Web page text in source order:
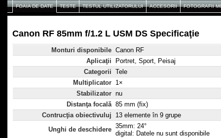
FOAIA DE DATE TESTE TESTUL UTILIZATORULUI ACCESORII FOTOGRAFII
Canon RF 85mm f/1.2 L USM DS Specificaţie
Monturi disponibile Canon RF
Aplicaţii
Portret, Sport, Peisaj
Categorii Tele
Multiplicator 1×
Stabilizator nu
Distanţa focală 85 mm (fix)
Contrucţia obiectivuluj
13 elemente în 9 grupe
Unghi de deschidere 35mm: 24°
digital: Datele nu sunt disponibile